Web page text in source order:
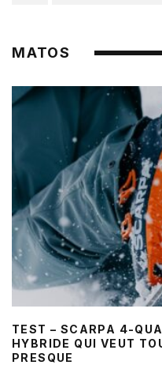
MATOS
TEST – SCARPA 4-
HYBRIDE QUI VEUT
PRESQUE